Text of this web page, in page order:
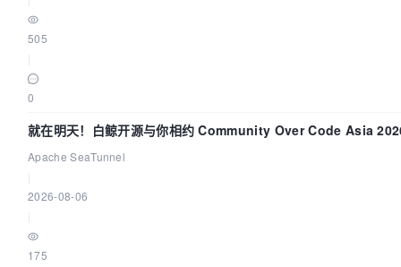
505
0
就在明天！白鲸开源与你相约 Community Over Code Asia
Apache SeaTunnel
2026-08-06
175